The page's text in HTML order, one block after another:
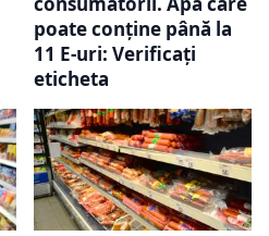
poate conține până la
11 E-uri: Verificați
eticheta